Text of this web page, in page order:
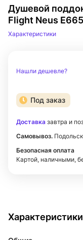
Душевой
Flight Neus
Характеристики
Нашли дешевле?
Под заказ
Доставка завтра и
Самовывоз.
Безопасная оплата
Картой, наличными,
Характеристики